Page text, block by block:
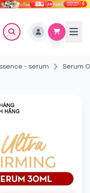
- serum Serum